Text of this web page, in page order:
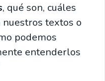
, qué son, cuáles
nuestros textos o
podemos
entenderlos